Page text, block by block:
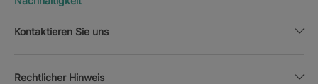
Kontaktieren Sie uns
Rechtlicher Hinweis